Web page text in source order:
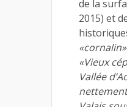
de la
2015) et
«cornalin»
«Vieux
Vallée